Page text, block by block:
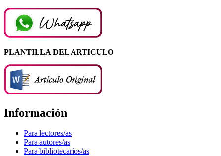
PLANTILLA DEL ARTICULO
Información
Para lectores/as
Para autores/as
Para bibliotecarios/as